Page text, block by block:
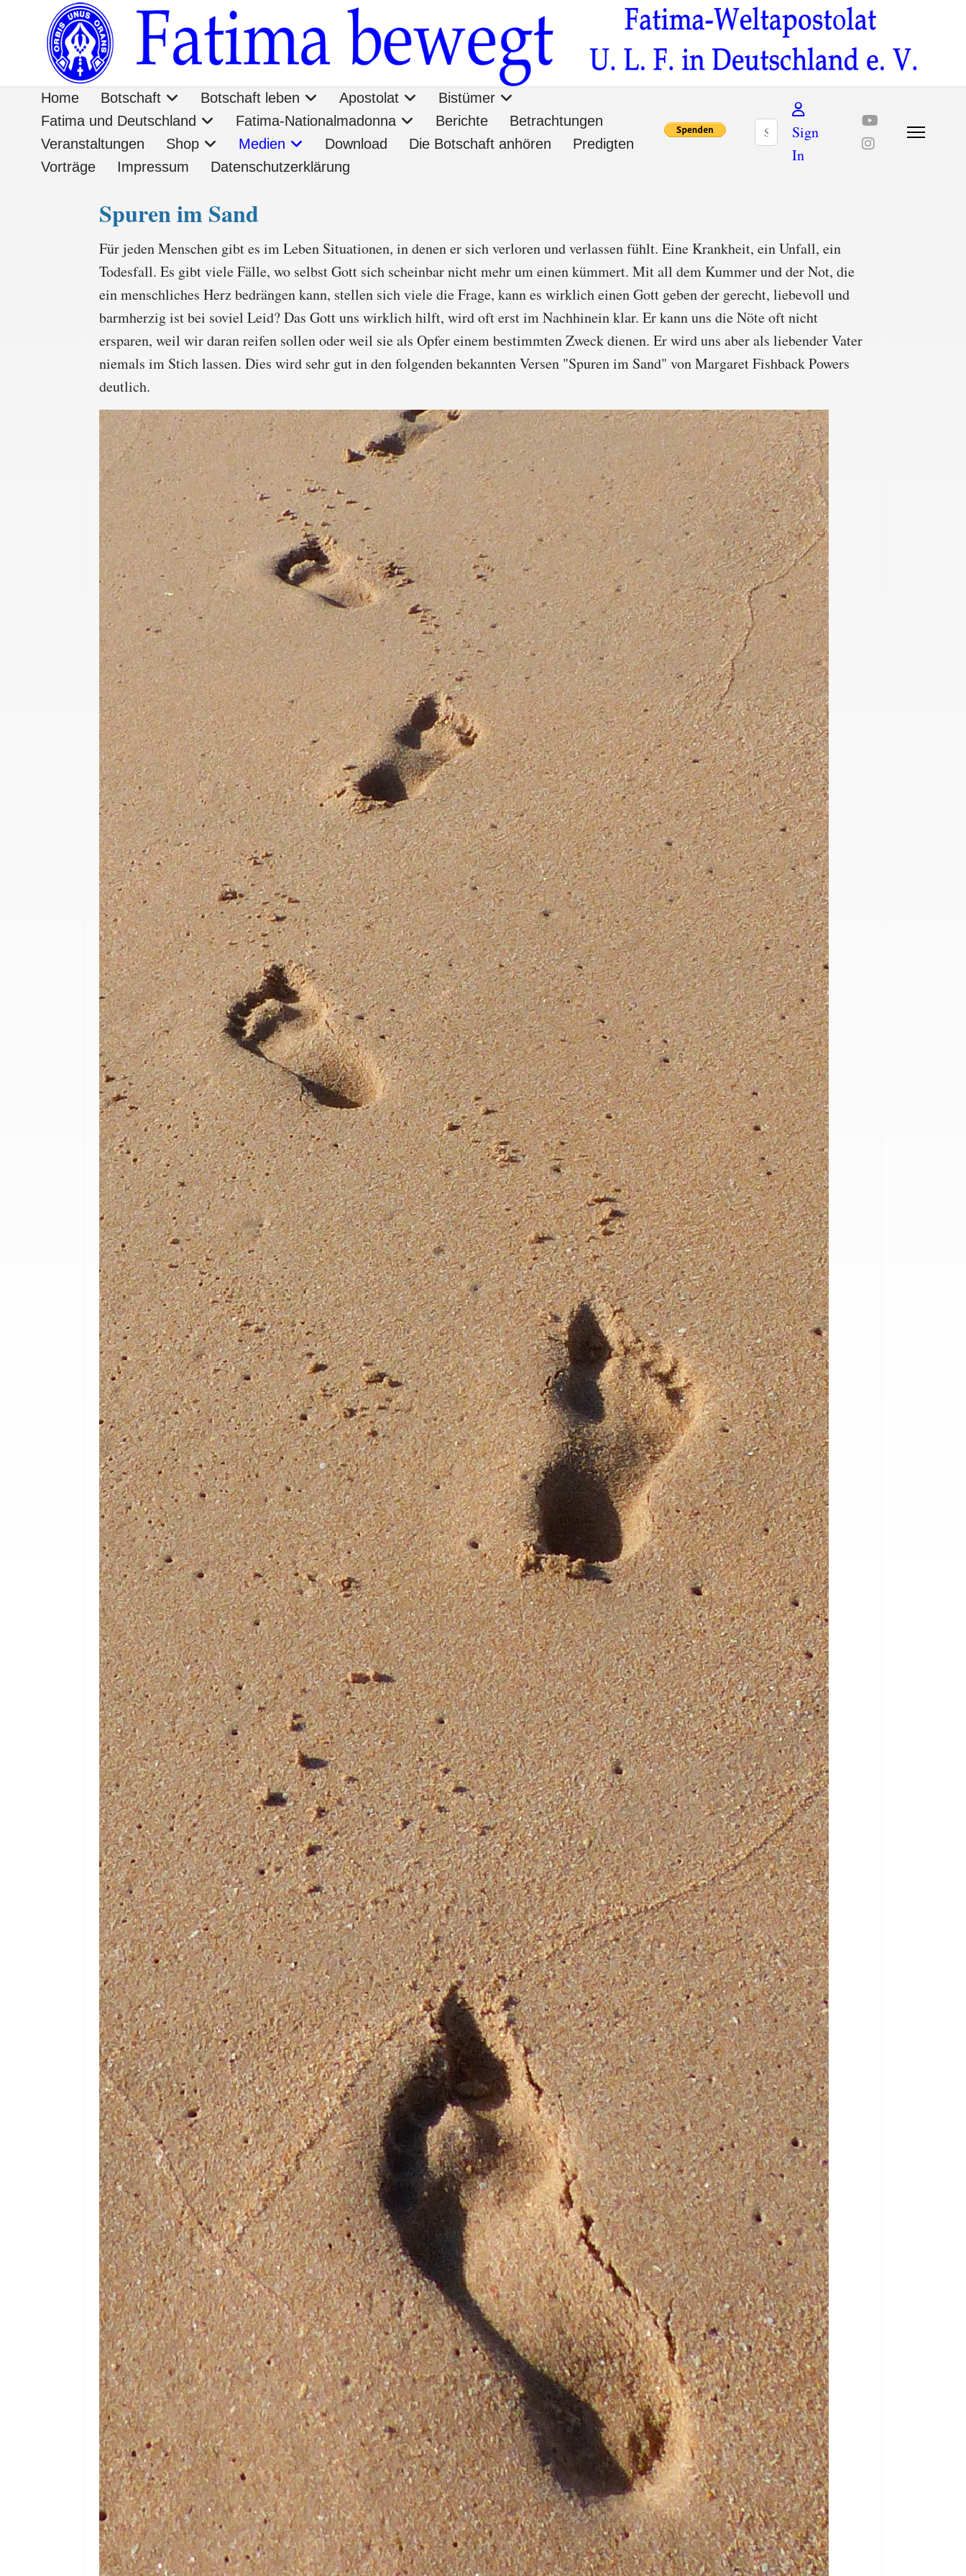
Home Botschaft Botschaft leben Apostolat
Bistümer
Fatima und Deutschland
Fatima-Nationalmadonna Berichte
Betrachtungen
Veranstaltungen
Shop Medien Download Die Botschaft anhören
Predigten
Vorträge
Impressum Datenschutzerklärung
SuchenSign
In
Spuren im Sand
Für jeden Menschen gibt es im Leben Situationen, in denen er sich verloren und verlassen fühlt. Eine Krankheit, ein Unfall, ein
Todesfall. Es gibt viele Fälle, wo selbst Gott sich scheinbar nicht mehr um einen kümmert. Mit all dem Kummer und der Not, die
ein menschliches Herz bedrängen kann, stellen sich viele die Frage, kann es wirklich einen Gott geben der gerecht, liebevoll und
barmherzig ist bei soviel Leid? Das Gott uns wirklich hilft, wird oft erst im Nachhinein klar. Er kann uns die Nöte oft nicht
ersparen, weil wir daran reifen sollen oder weil sie als Opfer einem bestimmten Zweck dienen. Er wird uns aber als liebender Vater
niemals im Stich lassen. Dies wird sehr gut in den folgenden bekannten Versen "Spuren im Sand" von Margaret Fishback Powers
deutlich.